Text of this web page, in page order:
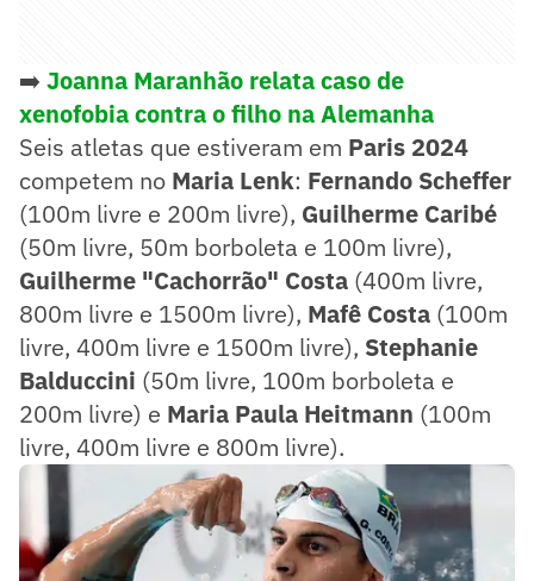
➡️ Joanna Maranhão relata caso de
xenofobia contra o filho na Alemanha
Seis atletas que estiveram em Paris 2024
competem no Maria Lenk: Fernando Scheffer
(100m livre e 200m livre), Guilherme Caribé
(50m livre, 50m borboleta e 100m livre),
Guilherme "Cachorrão" Costa (400m livre,
800m livre e 1500m livre), Mafê Costa (100m
livre, 400m livre e 1500m livre), Stephanie
Balduccini (50m livre, 100m borboleta e
200m livre) e Maria Paula Heitmann (100m
livre, 400m livre e 800m livre).